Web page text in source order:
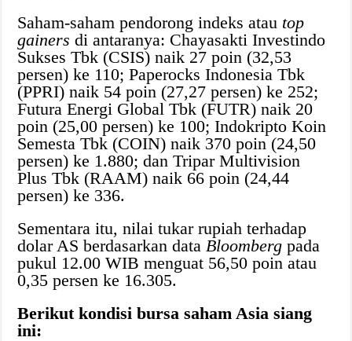
Saham-saham pendorong indeks atau top
gainers di antaranya: Chayasakti Investindo
Sukses Tbk (CSIS) naik 27 poin (32,53
persen) ke 110; Paperocks Indonesia Tbk
(PPRI) naik 54 poin (27,27 persen) ke 252;
Futura Energi Global Tbk (FUTR) naik 20
poin (25,00 persen) ke 100; Indokripto Koin
Semesta Tbk (COIN) naik 370 poin (24,50
persen) ke 1.880; dan Tripar Multivision
Plus Tbk (RAAM) naik 66 poin (24,44
persen) ke 336.
Sementara itu, nilai tukar rupiah terhadap
dolar AS berdasarkan data Bloombergpada
pukul 12.00 WIB menguat 56,50 poin atau
0,35 persen ke 16.305.
Berikut kondisi bursa saham Asia siang
ini: